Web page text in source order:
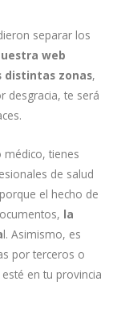
separar los
web
distintas zonas,
desgracia, te será
médico, tienes
de salud
el hecho de
la
l. Asimismo, es
por terceros o
en tu provincia